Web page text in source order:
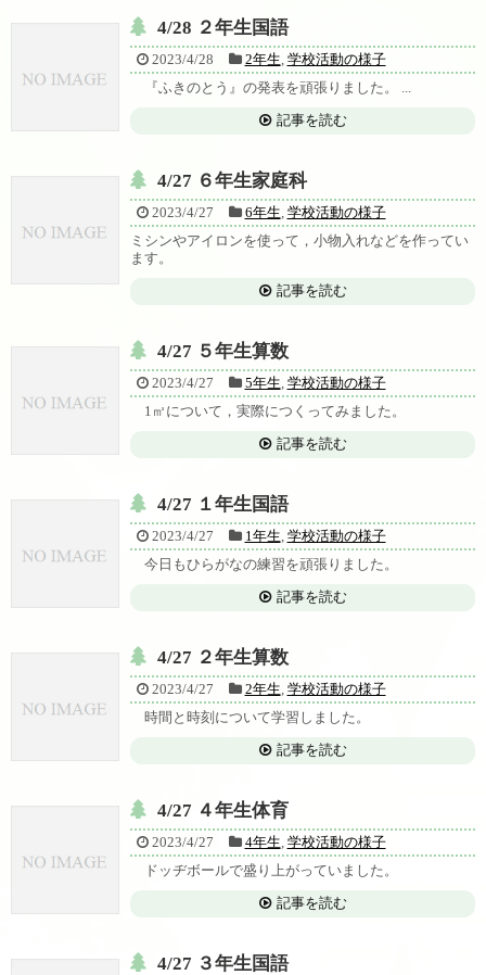
4/28 ２年生国語
2023/4/28 2年生 学校活動の様子
『ふきのとう』の発表を頑張りました。 ...
記事を読む
4/27 ６年生家庭科
2023/4/27 6年生 学校活動の様子
ミシンやアイロンを使って，小物入れなどを作ってい
ます。
記事を読む
4/27 ５年生算数
2023/4/27 5年生 学校活動の様子
1㎥について，実際につくってみました。
記事を読む
4/27 １年生国語
2023/4/27 1年生 学校活動の様子
今日もひらがなの練習を頑張りました。
記事を読む
4/27 ２年生算数
2023/4/27 2年生 学校活動の様子
時間と時刻について学習しました。
記事を読む
4/27 ４年生体育
2023/4/27 4年生 学校活動の様子
ドッヂボールで盛り上がっていました。
記事を読む
4/27 ３年生国語